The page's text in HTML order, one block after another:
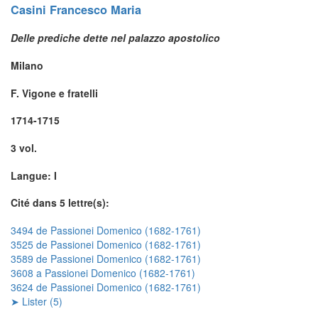
Casini Francesco Maria
Delle prediche dette nel palazzo apostolico
Milano
F. Vigone e fratelli
1714-1715
3 vol.
Langue: I
Cité dans 5 lettre(s):
3494 de Passionei Domenico (1682-1761)
3525 de Passionei Domenico (1682-1761)
3589 de Passionei Domenico (1682-1761)
3608 a Passionei Domenico (1682-1761)
3624 de Passionei Domenico (1682-1761)
➤ Lister (5)